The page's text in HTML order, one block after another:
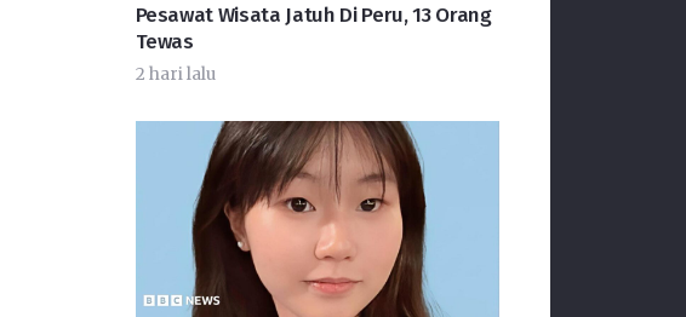
Pesawat Wisata Jatuh Di Peru, 13 Orang
Tewas
2 hari lalu